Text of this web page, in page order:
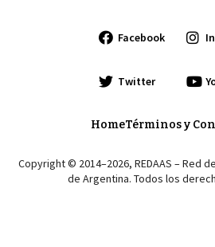
Facebook
Twitter
HomeTérminos y
Copyright © 2014–2026, REDAAS – Red
de Argentina. Todos los